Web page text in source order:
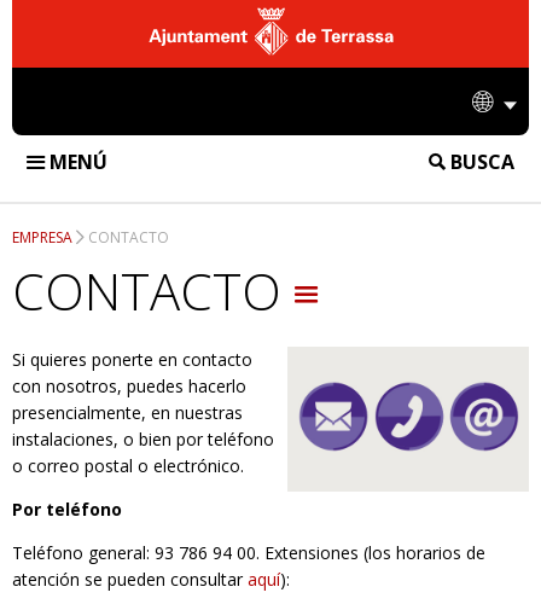
Ajuntament
de
Terrassa
MENÚ
BUSCA
TANATORIO
CREMATORIO
CEMENTERIO
SERVICIOS FUNERARIOS
SERVICIOS DE CREMATORIO
SERVICIOS DE CEMENTERIO
DIFUSIÓN
NOTICIAS
ACCIONES
EMPRESA
CONTACTO
RESPONSABILIDAD SOCIAL
EMPRESA CONTACTO
CONTACTO
Si quieres ponerte en contacto
con nosotros, puedes hacerlo
presencialmente, en nuestras
instalaciones, o bien por teléfono
o correo postal o electrónico.
Por teléfono
Teléfono general: 93 786 94 00. Extensiones (los horarios de
atención se pueden consultaraquí):